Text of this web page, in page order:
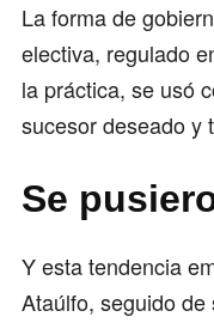
La forma de
electiva, regulado
la práctica, se usó
sucesor deseado y
Se
Y esta tendencia
Ataúlfo, seguido